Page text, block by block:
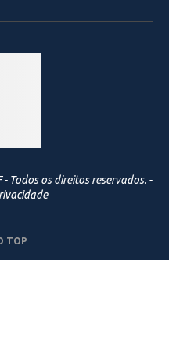
Todos os direitos reservados. -
TOP